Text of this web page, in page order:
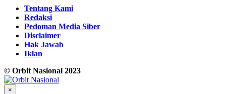
Tentang Kami
Redaksi
Pedoman Media Siber
Disclaimer
Hak Jawab
Iklan
© Orbit Nasional 2023
×